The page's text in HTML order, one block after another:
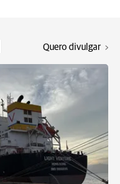
Quero divulgar